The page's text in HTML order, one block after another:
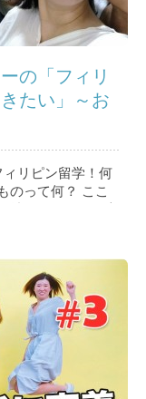
の「フィリ
たい」～お
リピン留学！何
のって何？ ここ
持っていって役立